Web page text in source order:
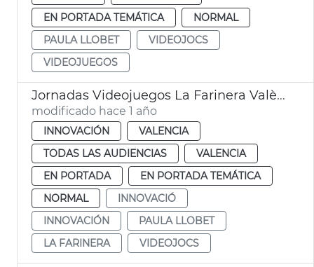
EN PORTADA TEMÁTICA
NORMAL
PAULA LLOBET
VIDEOJOCS
VIDEOJUEGOS
Jornadas Videojuegos La Farinera València
modificado hace 1 año
INNOVACIÓN
VALENCIA
TODAS LAS AUDIENCIAS
VALENCIA
EN PORTADA
EN PORTADA TEMÁTICA
NORMAL
INNOVACIÓ
INNOVACIÓN
PAULA LLOBET
LA FARINERA
VIDEOJOCS